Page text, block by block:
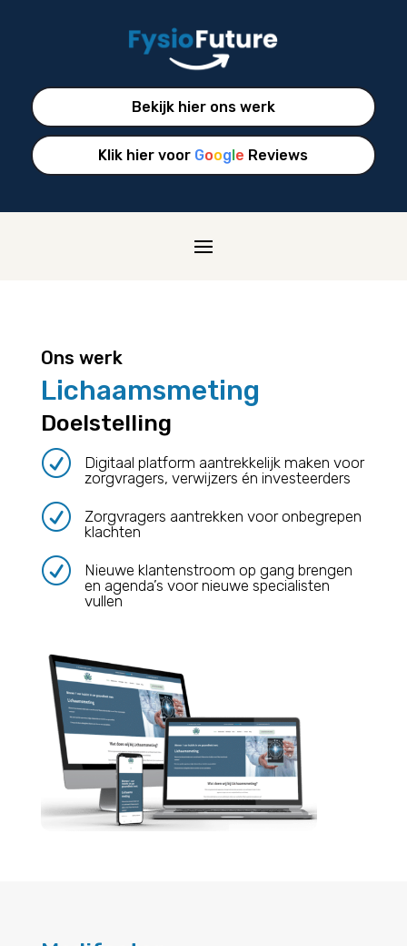
Bekijk hier ons werk
Klik hier voor Goog e Reviews
Ons werk
Lichaamsmeting
Doelstelling
R
Digitaal platform aantrekkelijk maken voor
zorgvragers, verwijzers én investeerders
R
Zorgvragers aantrekken voor onbegrepen
klachten
R
Nieuwe klantenstroom op gang brengen
en agenda’s voor nieuwe specialisten
vullen